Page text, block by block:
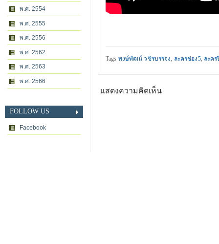
พ.ศ. 2554
พ.ศ. 2555
พ.ศ. 2556
พ.ศ. 2562
พ.ศ. 2563
พ.ศ. 2566
FOLLOW US
Facebook
Tags พงษ์พัฒน์ วชิรบรรจง, ละครช่อง5, ละคร
แสดงความคิดเห็น